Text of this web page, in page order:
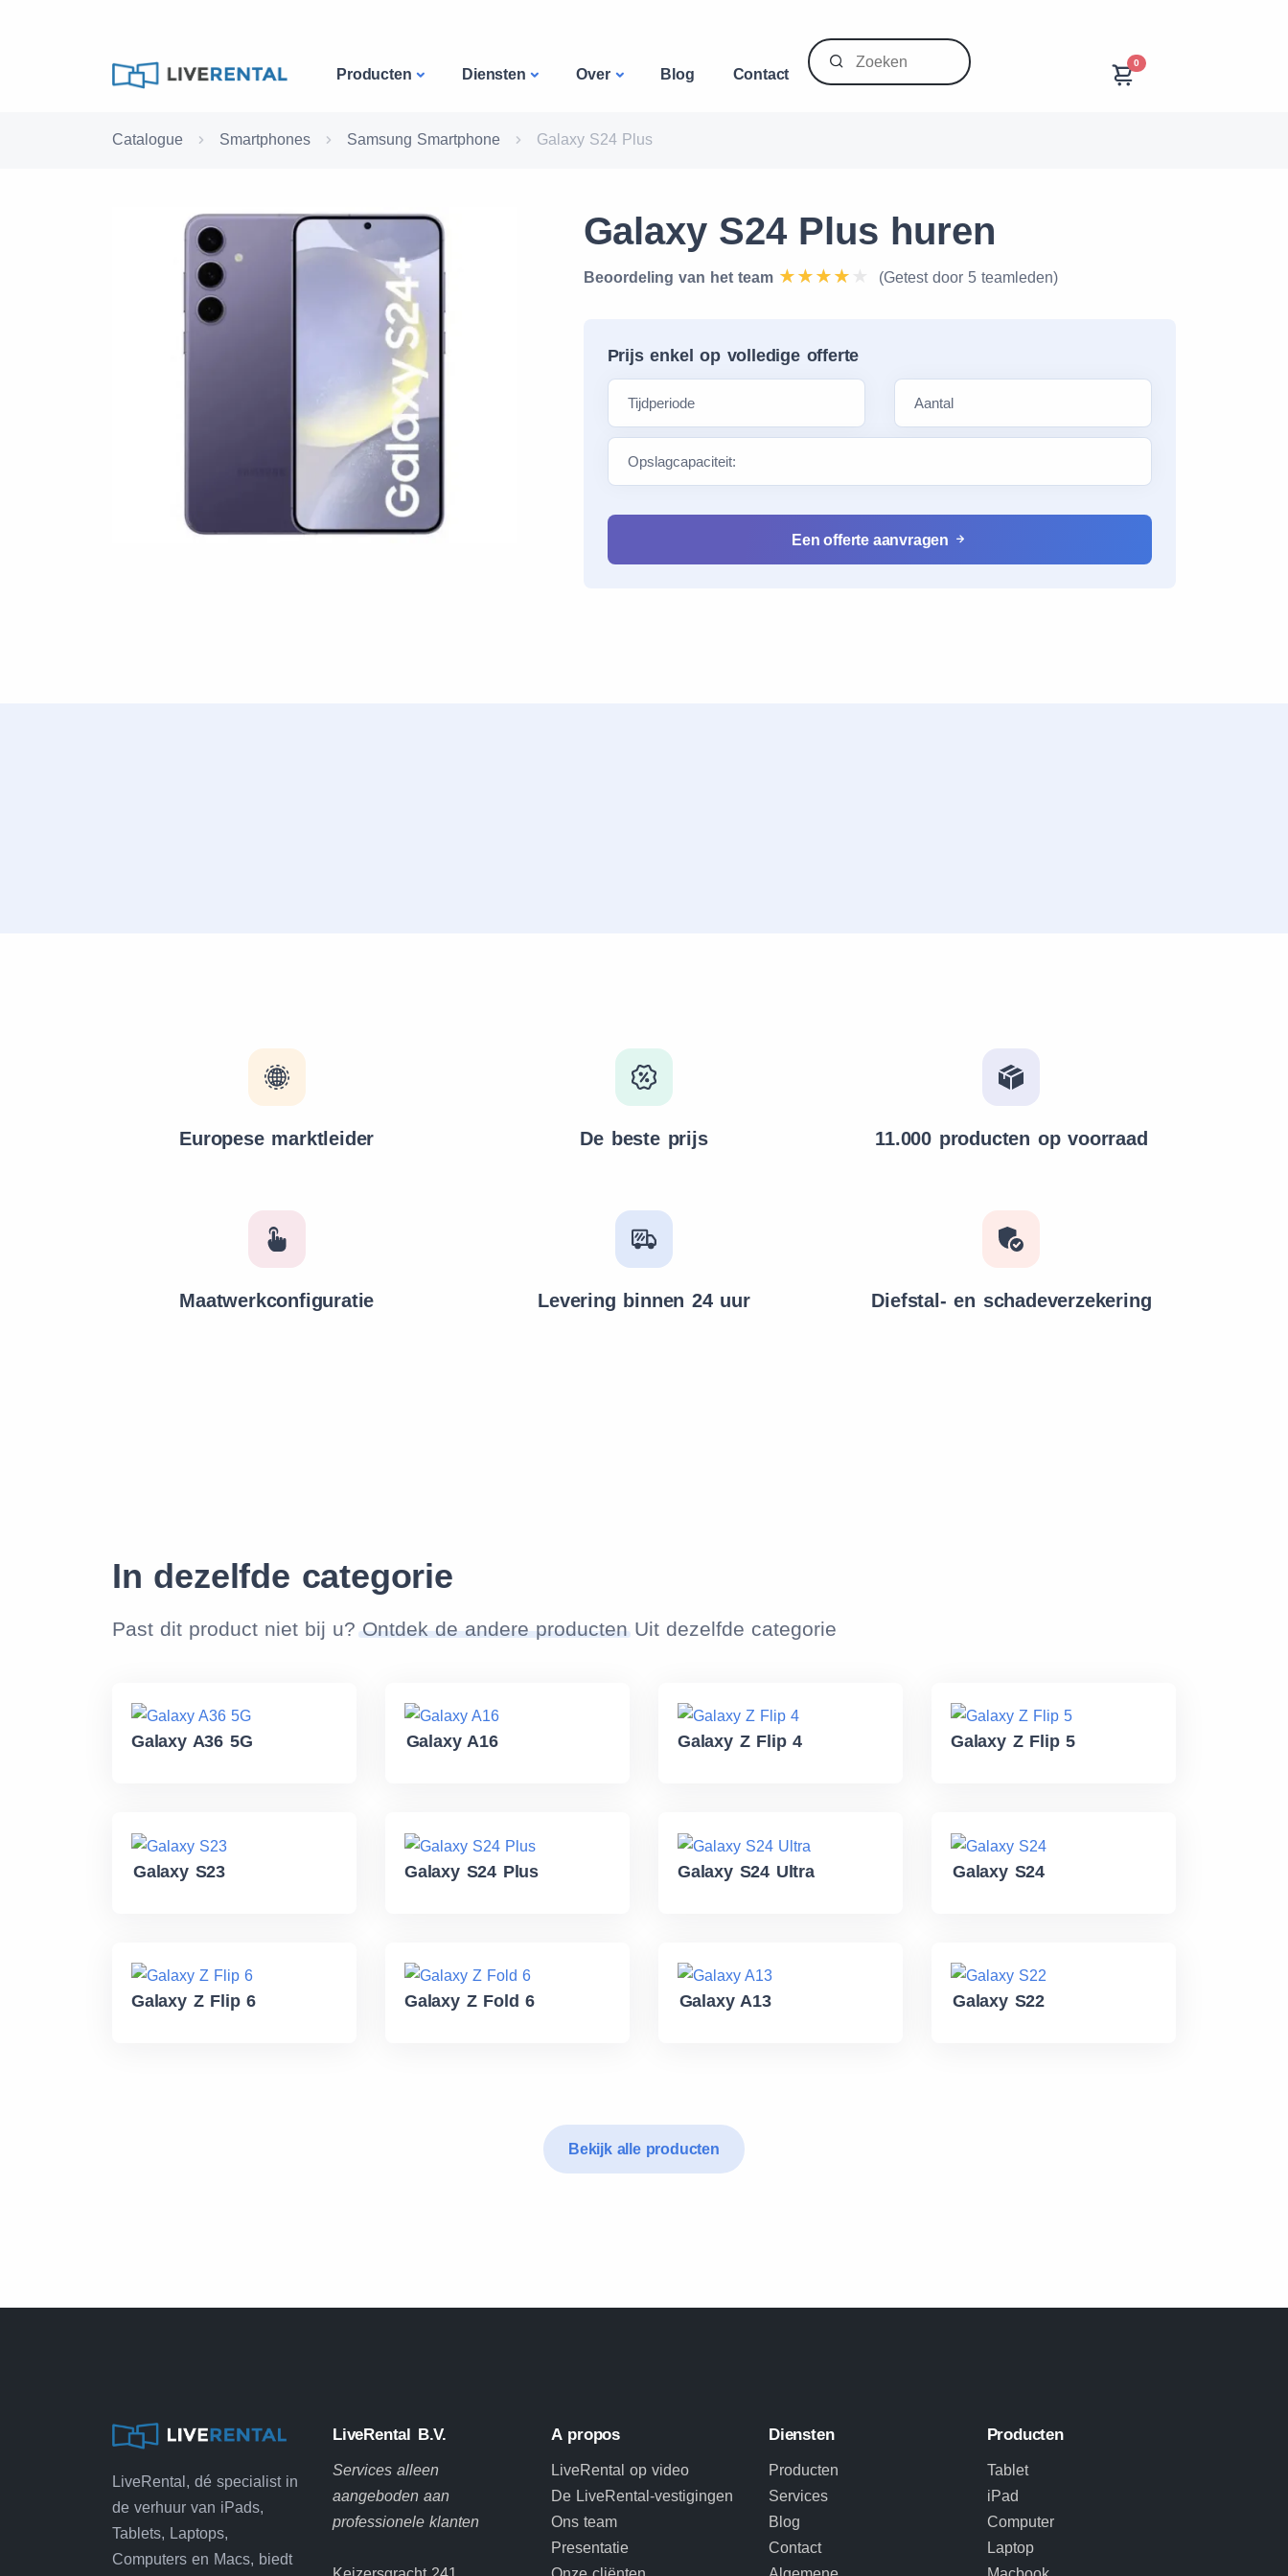
Producten Diensten Over Blog Contact
0
Catalogue Smartphones Samsung Smartphone Galaxy S24 Plus
Galaxy S24 Plus huren
Beoordeling van het team (Getest door 5 teamleden)
Prijs enkel op volledige offerte
Een offerte aanvragen
Europese marktleider De beste prijs 11.000 producten op voorraad
Maatwerkconfiguratie Levering binnen 24 uur Diefstal- en schadeverzekering
In dezelfde categorie
Past dit product niet bij u?Ontdek de andere productenUit dezelfde categorie
Galaxy A36 5G Galaxy A16 Galaxy Z Flip 4 Galaxy Z Flip 5
Galaxy S23 Galaxy S24 Plus Galaxy S24 Ultra Galaxy S24
Galaxy Z Flip 6 Galaxy Z Fold 6 Galaxy A13 Galaxy S22
Bekijk alle producten
LiveRental, dé specialist in
de verhuur van iPads,
Tablets, Laptops,
Computers en Macs, biedt
LiveRental B.V.
Services alleen
aangeboden aan
professionele klanten
A propos
LiveRental op video
De LiveRental-vestigingen
Ons team
Presentatie
Diensten
Producten
Services
Blog
Contact
Producten
Tablet
iPad
Computer
Laptop